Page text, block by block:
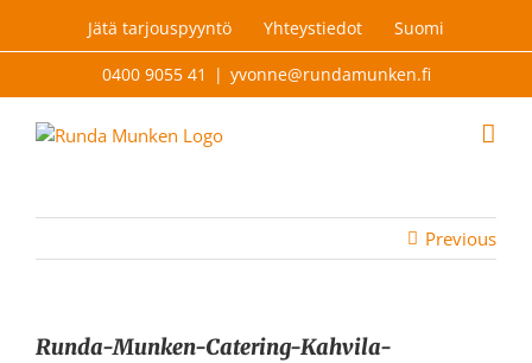
Jätä tarjouspyyntö Yhteystiedot Suomi
0400 9055 41 | yvonne@rundamunken.fi
Previous
Runda-Munken-Catering-Kahvila-